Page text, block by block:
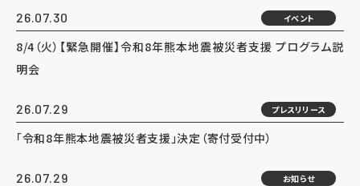
26.07.30 イベント
8/4（火）【緊急開催】令和8年熊本地震被災者支援 プログラム説
明会
26.07.29 プレスリリース
「令和8年熊本地震被災者支援」決定（寄付受付中）
26.07.29 お知らせ